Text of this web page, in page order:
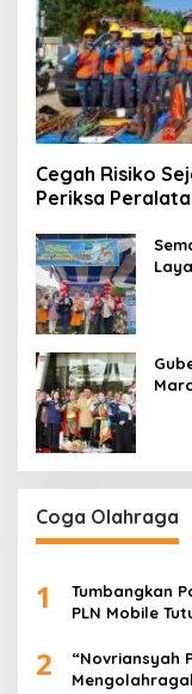
Cegah Risiko
Periksa
Coga Olahraga
1
Tumbangkan
PLN Mobile
2
“Novriansyah